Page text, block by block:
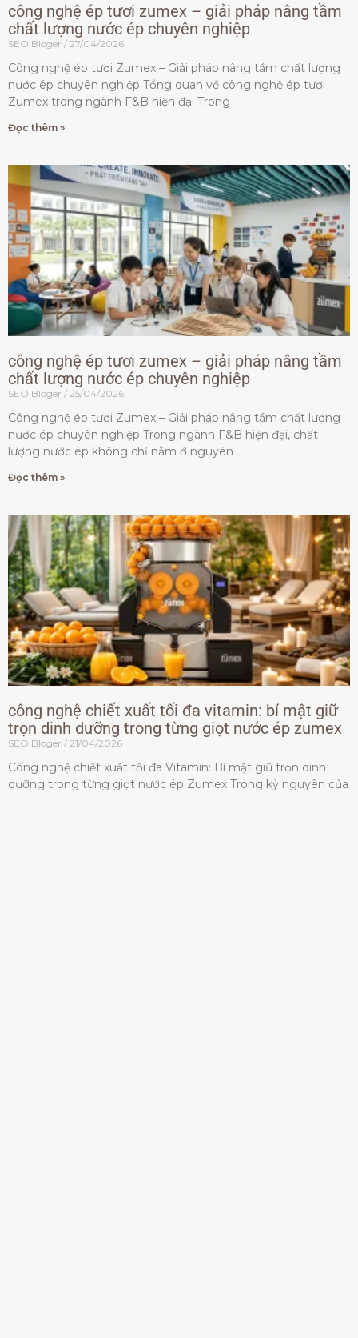
công nghệ ép tươi zumex – giải pháp nâng tầm
chất lượng nước ép chuyên nghiệp
SEO Bloger 27/04/2026
Công nghệ ép tươi Zumex – Giải pháp nâng tầm chất lượng
nước ép chuyên nghiệp Tổng quan về công nghệ ép tươi
Zumex trong ngành F&B hiện đại Trong
Đọc thêm »
công nghệ ép tươi zumex – giải pháp nâng tầm
chất lượng nước ép chuyên nghiệp
SEO Bloger 25/04/2026
Công nghệ ép tươi Zumex – Giải pháp nâng tầm chất lượng
nước ép chuyên nghiệp Trong ngành F&B hiện đại, chất
lượng nước ép không chỉ nằm ở nguyên
Đọc thêm »
công nghệ chiết xuất tối đa vitamin: bí mật giữ
trọn dinh dưỡng trong từng giọt nước ép zumex
SEO Bloger 21/04/2026
Công nghệ chiết xuất tối đa Vitamin: Bí mật giữ trọn dinh
dưỡng trong từng giọt nước ép Zumex Trong kỷ nguyên của